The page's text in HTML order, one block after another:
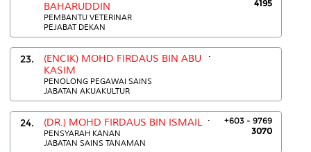
BAHARUDDIN
PEMBANTU VETERINAR
PEJABAT DEKAN
4195
23.
(ENCIK) MOHD FIRDAUS BIN ABU
KASIM
PENOLONG PEGAWAI SAINS
JABATAN AKUAKULTUR
.
24. (DR.) MOHD FIRDAUS BIN ISMAIL
PENSYARAH KANAN
JABATAN SAINS TANAMAN
.
+603 - 9769
3070